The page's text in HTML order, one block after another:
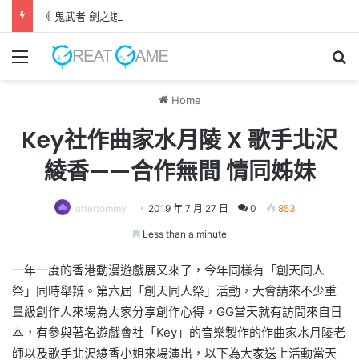
《 鬼武者 劍之道 》 實機試玩報告 源義經將是事件的起源！？
Menu
Home
Key社作曲家水月陵 X 歌手北沢
綾香——合作無間 情同姊妹
ottertommy 2019 年 7 月 27 日 0 853
Less than a minute
一年一度的香港動漫遊戲展又來了，今年同樣有「創天同人
祭」同時舉辨。第六屆「創天同人祭」活動，大會請來不少重
量級創作人來場為大家分享創作心得，GG當天就有訪問來自日
本，有參與著名遊戲會社「Key」的音樂製作的作曲家水月陵老
師以及歌手北沢綾香小姐來場演出，以下為大家送上活動當天